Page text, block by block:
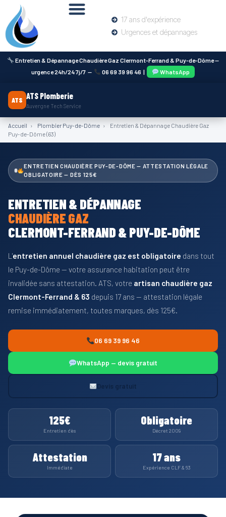
17 ans d'expérience
Urgences et dépannages
Entretien & Dépannage Chaudière Gaz Clermont-Ferrand & Puy-de-Dôme —
urgence 24h/24 7j/7 —
06 69 39 96 46 | WhatsApp
ATS ATS Plomberie
Auvergne Tech Service
Accueil › Plombier Puy-de-Dôme ›
Entretien & Dépannage Chaudière Gaz
Puy-de-Dôme (63)
ENTRETIEN CHAUDIÈRE PUY-DE-DÔME — ATTESTATION LÉGALE
OBLIGATOIRE — DÈS 125€
ENTRETIEN & DÉPANNAGE
CHAUDIÈRE GAZ
CLERMONT-FERRAND & PUY-DE-DÔME
L'entretien annuel chaudière gaz est obligatoire dans tout
le Puy-de-Dôme — votre assurance habitation peut être
invalidée sans attestation. ATS, votre artisan chaudière gaz
Clermont-Ferrand & 63 depuis 17 ans — attestation légale
remise immédiatement, toutes marques, dès 125€.
06 69 39 96 46
WhatsApp — devis gratuit
Devis gratuit
125€
Entretien dès
Obligatoire
Décret 2009
Attestation
Immédiate
17 ans
Expérience CLF & 63